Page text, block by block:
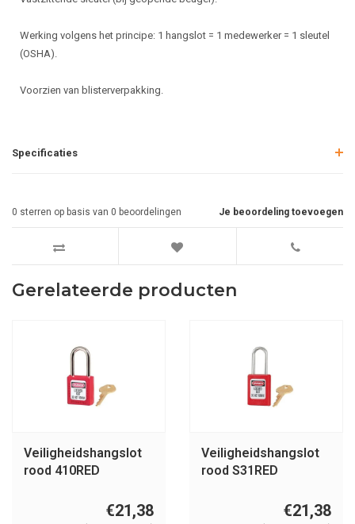
Werking volgens het principe: 1 hangslot = 1 medewerker = 1 sleutel
(OSHA).
Voorzien van blisterverpakking.
Specificaties
Je beoordeling toevoegen
0 sterren op basis van 0 beoordelingen
Gerelateerde producten
Veiligheidshangslot
rood 410RED
€21,38
Veiligheidshangslot
rood S31RED
€21,38